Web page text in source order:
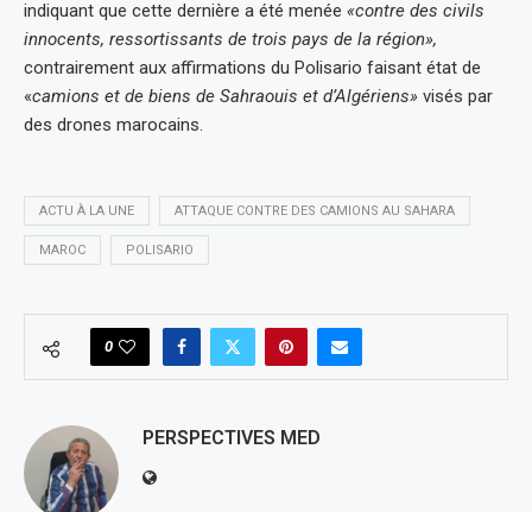
indiquant que cette dernière a été menée «contre des civils
innocents, ressortissants de trois pays de la région»,
contrairement aux affirmations du Polisario faisant état de
«camions et de biens de Sahraouis et d’Algériens» visés par
des drones marocains.
ACTU À LA UNE ATTAQUE CONTRE DES CAMIONS AU SAHARA
MAROC POLISARIO
0
PERSPECTIVES MED